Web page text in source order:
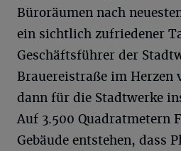
Büroräumen nach
ein sichtlich zufriedener
Geschäftsführer der
Brauereistraße im Herzen
dann für die Stadtwerke
Auf 3.500 Quadratmetern
Gebäude entstehen, dass